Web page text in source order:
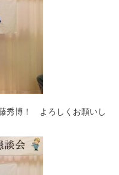
博！ よろしくお願いし